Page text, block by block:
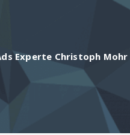
Experte Christoph Mohr